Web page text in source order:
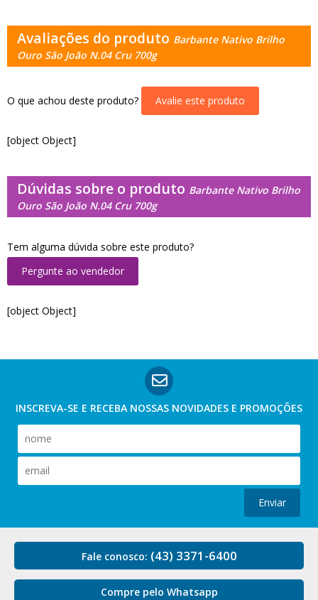
Avaliações do produto Barbante Nativo Brilho
Ouro São João N.04 Cru 700g
O que achou deste produto? Avalie este produto
[object Object]
Dúvidas sobre o produto Barbante Nativo Brilho
Ouro São João N.04 Cru 700g
Tem alguma dúvida sobre este produto?
Pergunte ao vendedor
[object Object]
INSCREVA-SE E RECEBA NOSSAS NOVIDADES E PROMOÇÕES
Enviar
Fale conosco: (43) 3371-6400
Compre pelo Whatsapp